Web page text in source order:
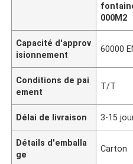
000M2
Capacité d'approv
isionnement
60000
Conditions de pai
ement
T/T
Délai de livraison 3-15
Détails d'emballa
ge
Carton